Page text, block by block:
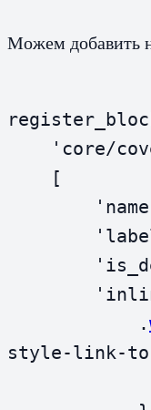
Можем добавить
            .
style-link-